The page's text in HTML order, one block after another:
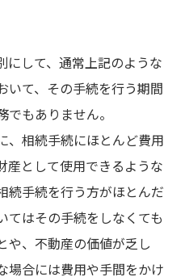
して、通常上記のような
いて、その手続を行う期間
もありません。
、相続手続にほとんど費用
産として使用できるような
続手続を行う方がほとんだ
てはその手続をしなくても
や、不動産の価値が乏し
場合には費用や手間をかけ